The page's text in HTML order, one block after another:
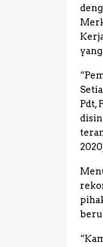
Pdt,